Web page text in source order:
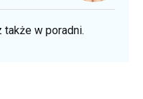
w poradni.